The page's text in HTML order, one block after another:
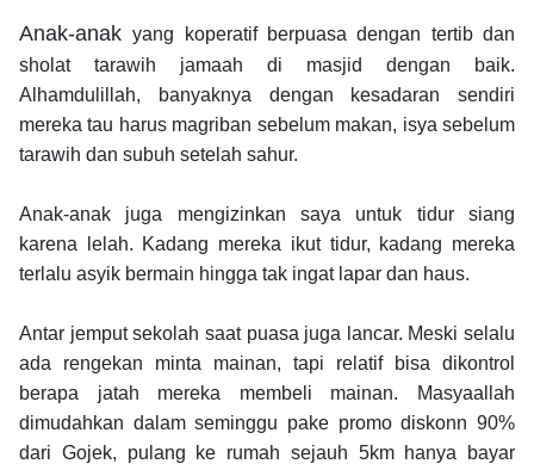
Anak-anakyang koperatif berpuasa dengan tertib dan
sholat tarawih jamaah di masjid dengan baik.
Alhamdulillah, banyaknya dengan kesadaran sendiri
mereka tau harus magriban sebelum makan, isya sebelum
tarawih dan subuh setelah sahur.
Anak-anak juga mengizinkan saya untuk tidur siang
karena lelah. Kadang mereka ikut tidur, kadang mereka
terlalu asyik bermain hingga tak ingat lapar dan haus.
Antar jemput sekolah saat puasa juga lancar. Meski selalu
ada rengekan minta mainan, tapi relatif bisa dikontrol
berapa jatah mereka membeli mainan. Masyaallah
dimudahkan dalam seminggu pake promo diskonn 90%
dari Gojek, pulang ke rumah sejauh 5km hanya bayar